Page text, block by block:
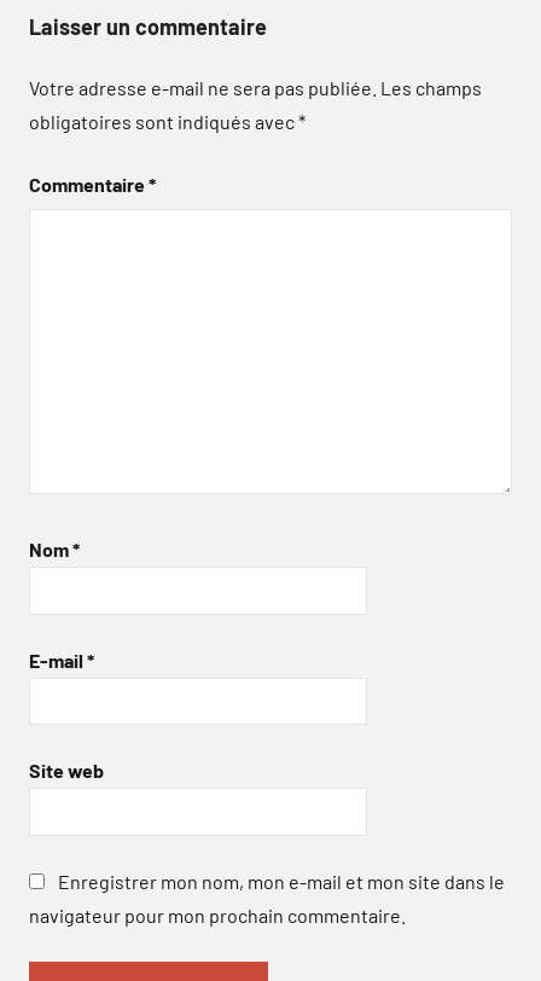
Laisser un commentaire
Votre adresse e-mail ne sera pas publiée. Les champs
obligatoires sont indiqués avec*
Commentaire*
Nom*
E-mail *
Site web
Enregistrer mon nom, mon e-mail et mon site dans le
navigateur pour mon prochain commentaire.